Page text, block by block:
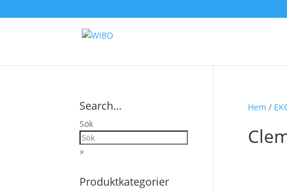
Hem /
Search…
Sök
×
Produktkategorier